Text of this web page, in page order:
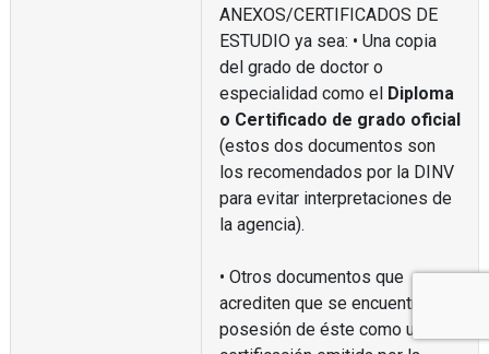
ANEXOS/CERTIFICADOS DE
ESTUDIO ya sea: • Una copia
del grado de doctor o
especialidad como el Diploma
o Certificado de grado oficial
(estos dos documentos son
los recomendados por la DINV
para evitar interpretaciones de
la agencia).
• Otros documentos que
acrediten que se encuentra en
posesión de éste como una